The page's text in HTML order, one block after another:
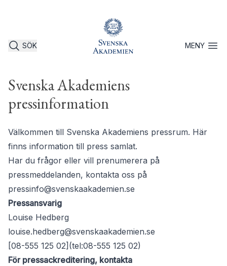
SÖK MENYÖppna
Svenska Akademiens
pressinformation
Välkommen till Svenska Akademiens pressrum. Här
finns information till press samlat.
Har du frågor eller vill prenumerera på
pressmeddelanden, kontakta oss på
pressinfo@svenskaakademien.se
Pressansvarig
Louise Hedberg
louise.hedberg@svenskaakademien.se
[08-555 125 02](tel:08-555 125 02)
För pressackreditering, kontakta